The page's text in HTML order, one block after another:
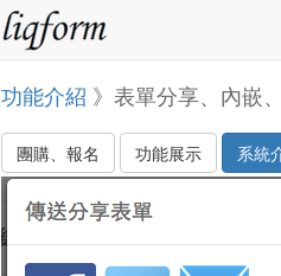
功能介紹 》表單分享、內嵌
團購、報名 功能展示 系統